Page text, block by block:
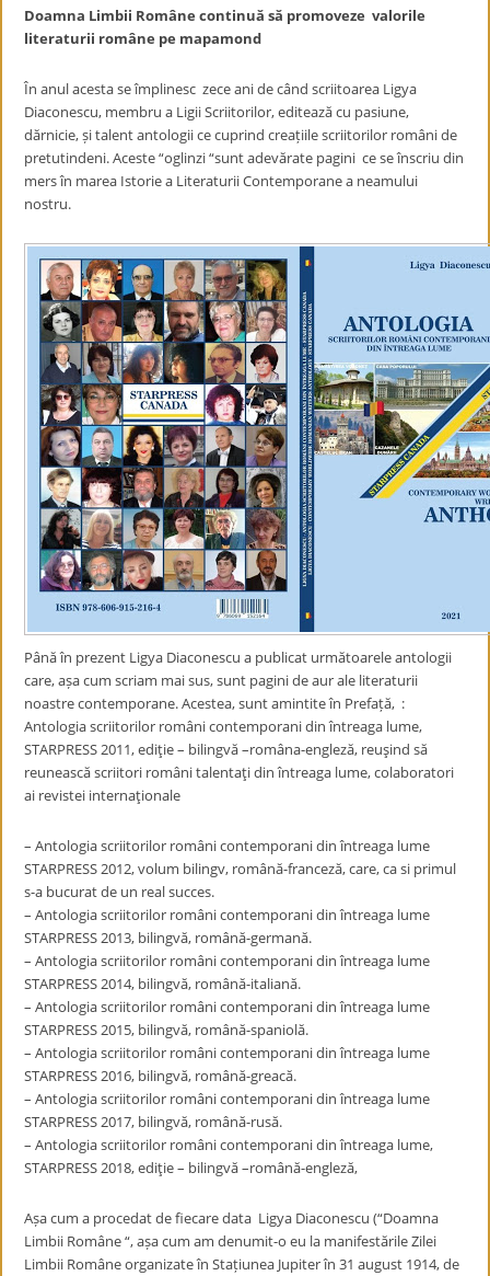
Doamna Limbii Române continuă să promoveze valorile
literaturii române pe mapamond
În anul acesta se împlinesc zece ani de când scriitoarea Ligya
Diaconescu, membru a Ligii Scriitorilor, editează cu pasiune,
dărnicie, și talent antologii ce cuprind creațiile scriitorilor români de
pretutindeni. Aceste “oglinzi “sunt adevărate pagini ce se înscriu din
mers în marea Istorie a Literaturii Contemporane a neamului
nostru.
Până în prezent Ligya Diaconescu a publicat următoarele antologii
care, așa cum scriam mai sus, sunt pagini de aur ale literaturii
noastre contemporane. Acestea, sunt amintite în Prefață, :
Antologia scriitorilor români contemporani din întreaga lume,
STARPRESS 2011, ediţie – bilingvă –româna-engleză, reuşind să
reunească scriitori români talentaţi din întreaga lume, colaboratori
ai revistei internaţionale
– Antologia scriitorilor români contemporani din întreaga lume
STARPRESS 2012, volum bilingv, română-franceză, care, ca si primul
s-a bucurat de un real succes.
– Antologia scriitorilor români contemporani din întreaga lume
STARPRESS 2013, bilingvă, română-germană.
– Antologia scriitorilor români contemporani din întreaga lume
STARPRESS 2014, bilingvă, română-italiană.
– Antologia scriitorilor români contemporani din întreaga lume
STARPRESS 2015, bilingvă, română-spaniolă.
– Antologia scriitorilor români contemporani din întreaga lume
STARPRESS 2016, bilingvă, română-greacă.
– Antologia scriitorilor români contemporani din întreaga lume
STARPRESS 2017, bilingvă, română-rusă.
– Antologia scriitorilor români contemporani din întreaga lume,
STARPRESS 2018, ediţie – bilingvă –română-engleză,
Așa cum a procedat de fiecare data Ligya Diaconescu (“Doamna
Limbii Române “, așa cum am denumit-o eu la manifestările Zilei
Limbii Române organizate în Stațiunea Jupiter în 31 august 1914, de